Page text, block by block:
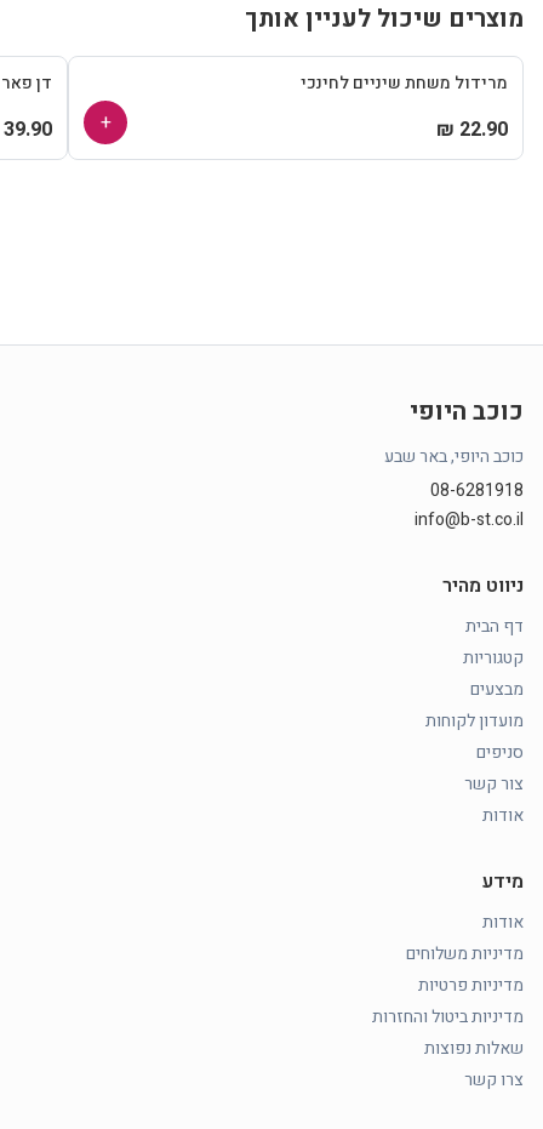
מוצרים שיכול לעניין אותך
מרידול משחת שיניים לחינכי
22.90 ₪
+
דן
39.90 ₪
כוכב היופי
כוכב היופי, באר שבע
08-6281918
info@b-st.co.il
ניווט מהיר
דף הבית
קטגוריות
מבצעים
מועדון לקוחות
סניפים
צור קשר
אודות
מידע
אודות
מדיניות משלוחים
מדיניות פרטיות
מדיניות ביטול והחזרות
שאלות נפוצות
צרו קשר